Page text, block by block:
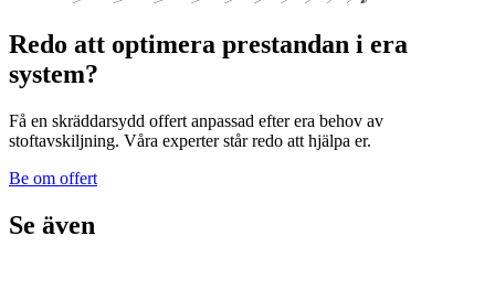
Redo att optimera prestandan i era
system?
Få en skräddarsydd offert anpassad efter era behov av
stoftavskiljning. Våra experter står redo att hjälpa er.
Be om offert
Se även